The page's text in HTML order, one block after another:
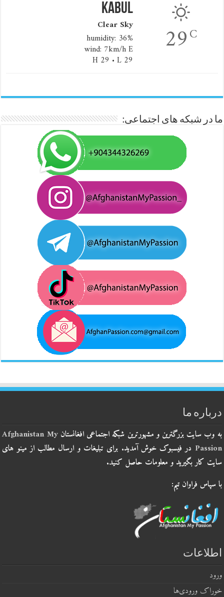
29C
Kabul
Clear Sky
humidity: 36%
wind: 7km/h E
H 29 • L 29
ما در شبکه های اجتماعی:
درباره ما
به وب سایت بزرگترین و مشهورترین شبکه اجتماعی افغانستانAfghanistan My
Passion در فیسبوک خوش آمدید. برای تبلیغات و ارسال مطالب از مینو های
سایت کار بگیرید و معلومات حاصل کنید.
با سپاس فراوان تیم:
اطلاعات
ورود
خوراک ورودی‌ها